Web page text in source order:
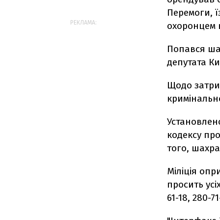
Перемоги,
охоронцем
Попався
депутата
Щодо
кодексу
того,
Міліція
просить
61-18, 280-
РЕКЛАМА: